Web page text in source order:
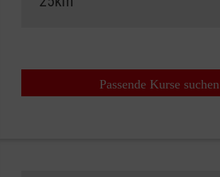
Passende Kurse suchen